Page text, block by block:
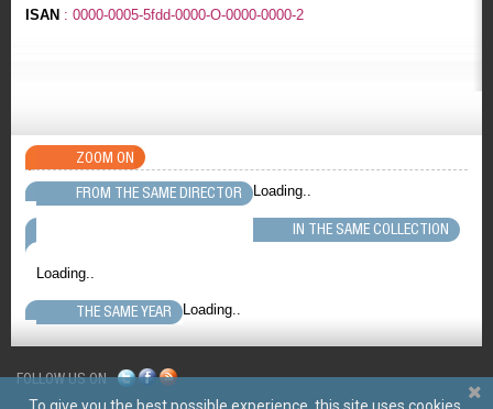
ISAN : 0000-0005-5fdd-0000-O-0000-0000-2
ZOOM ON
FROM THE SAME DIRECTOR
Loading..
IN THE SAME COLLECTION
Loading..
THE SAME YEAR Loading..
FOLLOW US ON